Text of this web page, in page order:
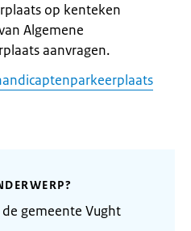
op kenteken
Algemene
aanvragen.
gemeente Vught